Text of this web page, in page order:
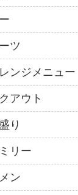
ツ
ンジメニュー
アウト
り
リー
ン